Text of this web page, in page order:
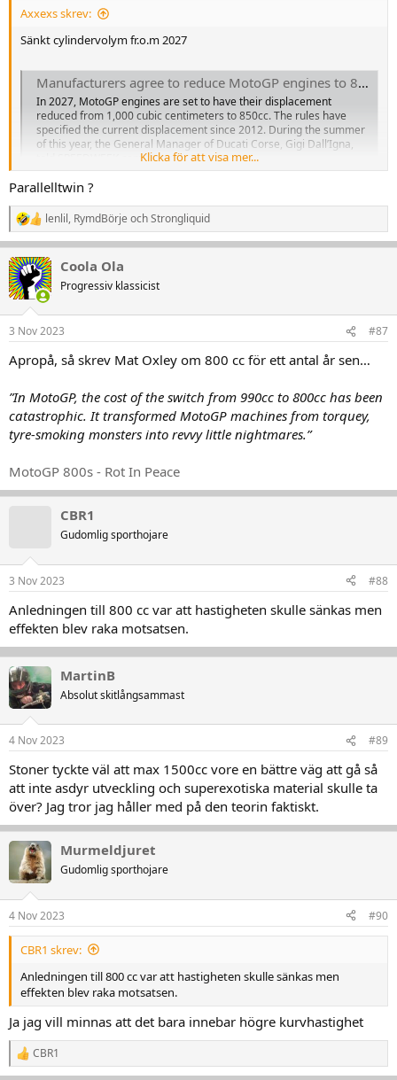
Axxexs skrev:
Sänkt cylindervolym fr.o.m 2027
Manufacturers agree to reduce MotoGP engines to 850cc
In 2027, MotoGP engines are set to have their displacement
reduced from 1,000 cubic centimeters to 850cc. The rules have
specified the current displacement since 2012. During the summer
of this year, the General Manager of Ducati Corse, Gigi Dall’Igna,
told SPEEDWEEK.com that only two...
motorcyclesports.net
Klicka för att visa mer...
Parallelltwin ?
R
e
a
k
t
i
e
:
lenlil, RymdBörje ochStrongliquid
Coola Ola
Progressiv klassicist
3 Nov 2023 #87
Apropå, så skrev Mat Oxley om 800 cc för ett antal år sen…
”In MotoGP, the cost of the switch from 990cc to 800cc has been
catastrophic. It transformed MotoGP machines from torquey,
tyre-smoking monsters into revvy little nightmares.”
MotoGP 800s - Rot In Peace
CBR1
Gudomlig sporthojare
3 Nov 2023 #88
Anledningen till 800 cc var att hastigheten skulle sänkas men
effekten blev raka motsatsen.
MartinB
Absolut skitlångsammast
4 Nov 2023 #89
Stoner tyckte väl att max 1500cc vore en bättre väg att gå så
att inte asdyr utveckling och superexotiska material skulle ta
över? Jag tror jag håller med på den teorin faktiskt.
Murmeldjuret
Gudomlig sporthojare
4 Nov 2023 #90
CBR1 skrev:
Anledningen till 800 cc var att hastigheten skulle sänkas men
effekten blev raka motsatsen.
Ja jag vill minnas att det bara innebar högre kurvhastighet
R
e
CBR1